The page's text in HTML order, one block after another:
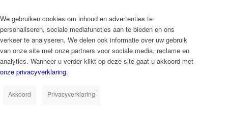
We gebruiken cookies om inhoud en advertenties te
personaliseren, sociale mediafuncties aan te bieden en ons
verkeer te analyseren. We delen ook informatie over uw gebruik
van onze site met onze partners voor sociale media, reclame en
analytics. Wanneer u verder klikt op deze site gaat u akkoord met
onze privacyverklaring.
Akkoord Privacyverklaring